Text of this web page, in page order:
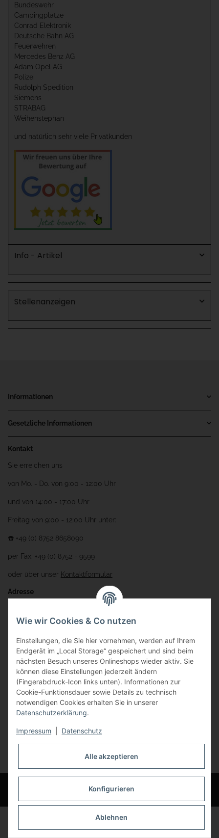
Bundeswehr
Campingplätze
Conrad Elektronik
Deutsche Bahn AG
Feuerwehren
Mercedes Benz AG
Adam Opel AG
Polizei
Rudolph Spedition
Siemens
STRABAG
Weihenstephan
und natürlich sehr viele Privatkunden
Info - Artikel
Stellenanzeigen
Informationen
Gesetzliche Informationen
Kontakt
Sie erreichen uns
von Mo. - Do. von 9:00 - 12:00 Uhr
und von 14:00 - 17:00 Uhr
Freitag von 9:00 - 12:00 Uhr unter:
☎️ +49 (0) 8752 8658090
per Fax: +49 (0) 8752 - 9599
oder über unser Kontaktformular
Adresse
Gewerbering 17
84072 Au i.d. Hallertau
info@bauer-tore.de
Vertrag widerrufen
* Alle Preise inkl. gesetzlicher USt., zzgl.Versand
© Bauer-Systemtechnik GmbH - Technische Änderungen und Irrtümer
vorbehalten
Wie wir Cookies & Co nutzen
Einstellungen, die Sie hier vornehmen, werden auf Ihrem
Endgerät im „Local Storage“ gespeichert und sind beim
nächsten Besuch unseres Onlineshops wieder aktiv. Sie
können diese Einstellungen jederzeit ändern
(Fingerabdruck-Icon links unten). Informationen zur
Cookie-Funktionsdauer sowie Details zu technisch
notwendigen Cookies erhalten Sie in unserer
Datenschutzerklärung.
Impressum Datenschutz
Alle akzeptieren
Konfigurieren
Ablehnen